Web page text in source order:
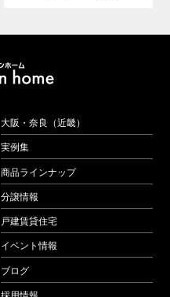
大阪・奈良（近畿）
実例集
商品ラインナップ
分譲情報
戸建賃貸住宅
イベント情報
ブログ